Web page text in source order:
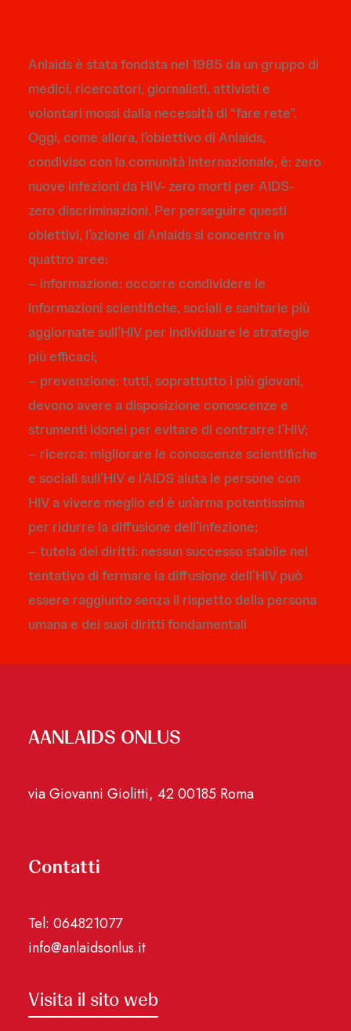
Anlaids è stata fondata nel 1985 da un gruppo di
medici, ricercatori, giornalisti, attivisti e
volontari mossi dalla necessità di “fare rete”.
Oggi, come allora, l’obiettivo di Anlaids,
condiviso con la comunità internazionale, è: zero
nuove infezioni da HIV- zero morti per AIDS-
zero discriminazioni. Per perseguire questi
obiettivi, l’azione di Anlaids si concentra in
quattro aree:
– informazione: occorre condividere le
informazioni scientifiche, sociali e sanitarie più
aggiornate sull’HIV per individuare le strategie
più efficaci;
– prevenzione: tutti, soprattutto i più giovani,
devono avere a disposizione conoscenze e
strumenti idonei per evitare di contrarre l’HIV;
– ricerca: migliorare le conoscenze scientifiche
e sociali sull’HIV e l’AIDS aiuta le persone con
HIV a vivere meglio ed è un’arma potentissima
per ridurre la diffusione dell’infezione;
– tutela dei diritti: nessun successo stabile nel
tentativo di fermare la diffusione dell’HIV può
essere raggiunto senza il rispetto della persona
umana e dei suoi diritti fondamentali
AANLAIDS ONLUS
via Giovanni Giolitti, 42 00185 Roma
Contatti
Tel: 064821077
info@anlaidsonlus.it
Visita il sito web